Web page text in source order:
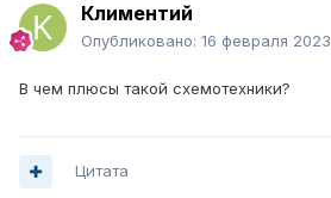
Климентий
Опубликовано: 16 февраля 2023
В чем плюсы такой схемотехники?
Цитата